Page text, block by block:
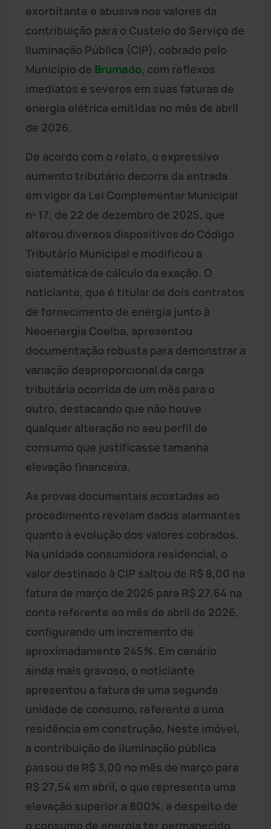
exorbitante e abusiva nos valores da
contribuição para o Custeio do Serviço de
Iluminação Pública (CIP), cobrado pelo
Município de Brumado, com reflexos
imediatos e severos em suas faturas de
energia elétrica emitidas no mês de abril
de 2026.
De acordo com o relato, o expressivo
aumento tributário decorre da entrada
em vigor da Lei Complementar Municipal
nº 17, de 22 de dezembro de 2025, que
alterou diversos dispositivos do Código
Tributário Municipal e modificou a
sistemática de cálculo da exação. O
noticiante, que é titular de dois contratos
de fornecimento de energia junto à
Neoenergia Coelba, apresentou
documentação robusta para demonstrar a
variação desproporcional da carga
tributária ocorrida de um mês para o
outro, destacando que não houve
qualquer alteração no seu perfil de
consumo que justificasse tamanha
elevação financeira.
As provas documentais acostadas ao
procedimento revelam dados alarmantes
quanto à evolução dos valores cobrados.
Na unidade consumidora residencial, o
valor destinado à CIP saltou de R$ 8,00 na
fatura de março de 2026 para R$ 27,64 na
conta referente ao mês de abril de 2026,
configurando um incremento de
aproximadamente 245%. Em cenário
ainda mais gravoso, o noticiante
apresentou a fatura de uma segunda
unidade de consumo, referente a uma
residência em construção. Neste imóvel,
a contribuição de iluminação pública
passou de R$ 3,00 no mês de março para
R$ 27,54 em abril, o que representa uma
elevação superior a 800%, a despeito de
o consumo de energia ter permanecido